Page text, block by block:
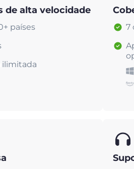
de alta velocidade
países
ilimitada
7